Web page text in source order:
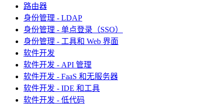
路由器
身份管理 - LDAP
身份管理 - 单点登录（SSO）
身份管理 - 工具和 Web 界面
软件开发
软件开发 - API 管理
软件开发 - FaaS 和无服务器
软件开发 - IDE 和工具
软件开发 - 低代码